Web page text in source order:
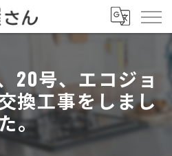
20号、エコジョ
換工事をしまし
。